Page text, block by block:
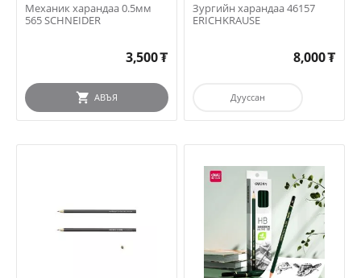
Механик харандаа 0.5мм
565 SCHNEIDER
3,500₮
АВЪЯ
Зургийн харандаа 46157
ERICHKRAUSE
8,000₮
Дууссан